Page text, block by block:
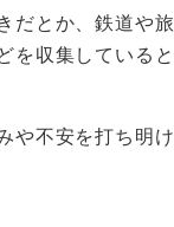
だとか、鉄道や
を収集している
や不安を打ち明